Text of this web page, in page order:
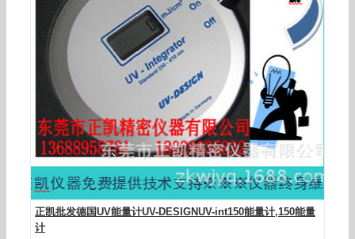
正凯批发德国UV能量计UV-DESIGNUV-int150能量计,150能量
计
UV-DESIGNUV-int150能量计,150,150UV能量